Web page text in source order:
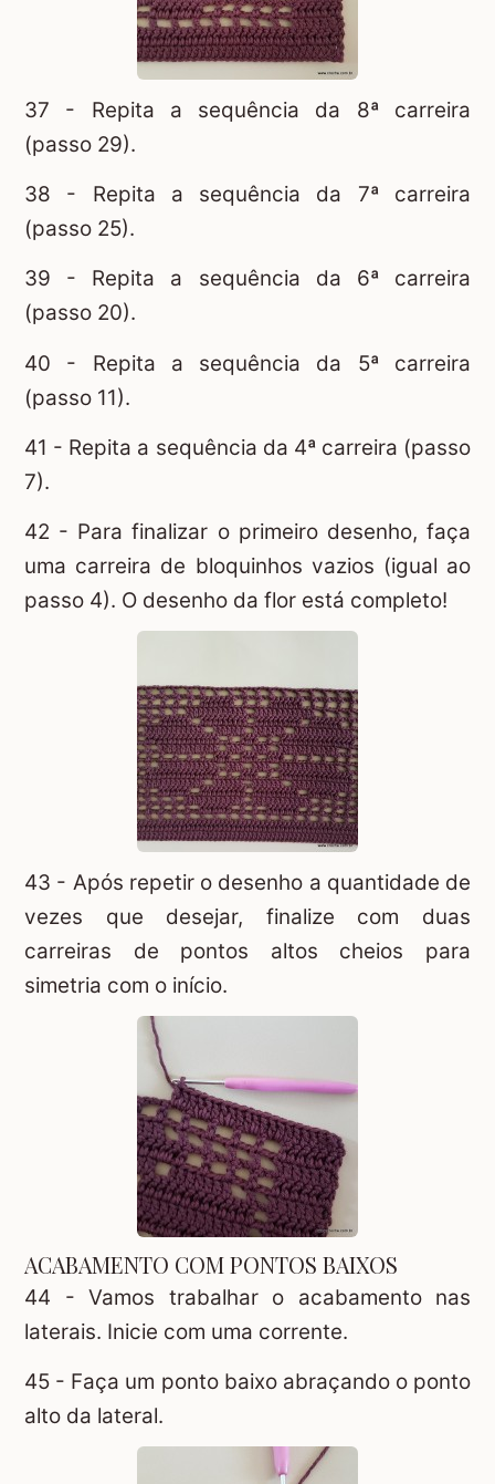
37 - Repita a sequência da 8ª carreira
(passo 29).
38 - Repita a sequência da 7ª carreira
(passo 25).
39 - Repita a sequência da 6ª carreira
(passo 20).
40 - Repita a sequência da 5ª carreira
(passo 11).
41 - Repita a sequência da 4ª carreira (passo
7).
42 - Para finalizar o primeiro desenho, faça
uma carreira de bloquinhos vazios (igual ao
passo 4). O desenho da flor está completo!
43 - Após repetir o desenho a quantidade de
vezes que desejar, finalize com duas
carreiras de pontos altos cheios para
simetria com o início.
ACABAMENTO COM PONTOS BAIXOS
44 - Vamos trabalhar o acabamento nas
laterais. Inicie com uma corrente.
45 - Faça um ponto baixo abraçando o ponto
alto da lateral.